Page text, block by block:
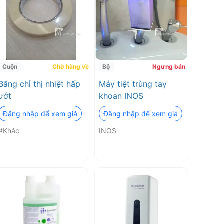
phù hợp với tiêu chuẩn vệ sinh nha khoa.
hàng trong quá trình chọn mua thiết bị.Sản
Khoa đảm bảo chất lượng, đáp ứng các tiêu chuẩn
- Hàn Quốc, Cavex - Hà Lan, Pharmedic - Việt
Cuộn Chờ hàng về
chỉ thị nhiệt hấp
Đăng nhập để xem giá
Bộ Ngưng bán
Máy tiệt trùng tay
khoan INOS
Đăng nhập để xem giá
INOS